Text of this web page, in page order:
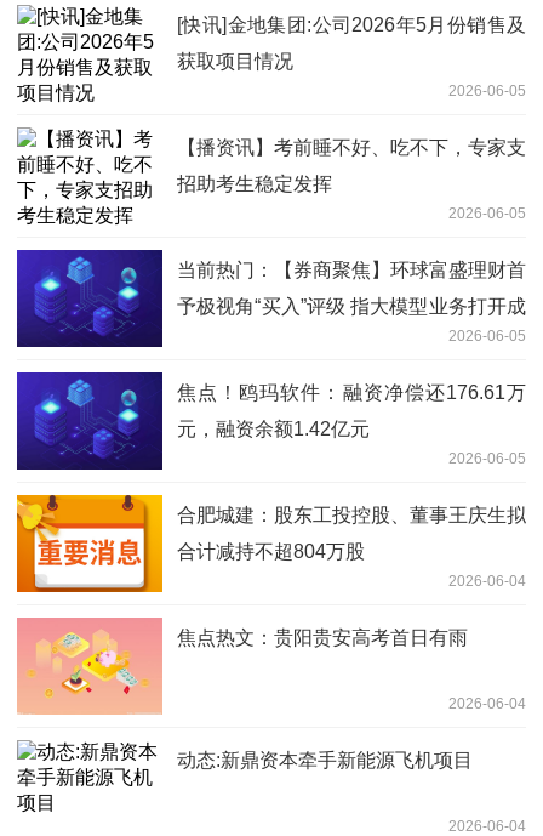
[快讯]金地集团:公司2026年5月份销售及
获取项目情况
2026-06-05
【播资讯】考前睡不好、吃不下，专家支
招助考生稳定发挥
2026-06-05
当前热门：【券商聚焦】环球富盛理财首
予极视角“买入”评级 指大模型业务打开成
2026-06-05
焦点！鸥玛软件：融资净偿还176.61万
元，融资余额1.42亿元
2026-06-05
合肥城建：股东工投控股、董事王庆生拟
合计减持不超804万股
2026-06-04
焦点热文：贵阳贵安高考首日有雨
2026-06-04
动态:新鼎资本牵手新能源飞机项目
2026-06-04